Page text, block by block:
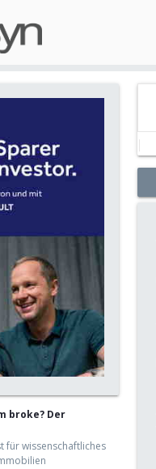
broke? Der
für wissenschaftliches